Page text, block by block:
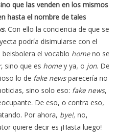
que las venden en los mismos
hasta el nombre de tales
.Con ello la conciencia de que se
podría disimularse con el
el vocablo homeno se
, sino que es homey ya, o jon. De
lo de fake newsparecería no
sino solo eso: fake news,
De eso, o contra eso,
Por ahora, bye!, no,
quiere decir es ¡Hasta luego!